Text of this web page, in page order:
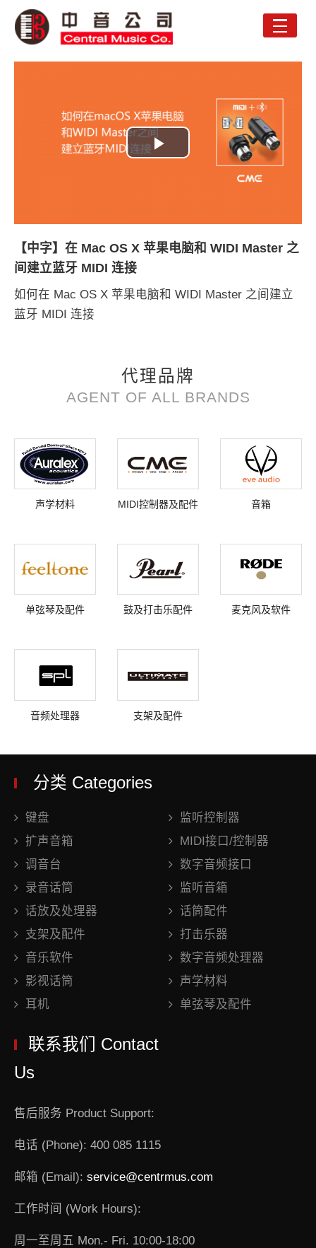
Toggle
Play
【中字】在 Mac OS X 苹果电脑和 WIDI Master 之
间建立蓝牙 MIDI 连接
如何在 Mac OS X 苹果电脑和 WIDI Master 之间建立
蓝牙 MIDI 连接
代理品牌
AGENT OF ALL BRANDS
声学材料 MIDI控制器及配件 音箱
单弦琴及配件 鼓及打击乐配件 麦克风及软件
音频处理器 支架及配件
分类 Categories
键盘
监听控制器
扩声音箱
MIDI接口/控制器
调音台
数字音频接口
录音话筒
监听音箱
话放及处理器
话筒配件
支架及配件
打击乐器
音乐软件
数字音频处理器
影视话筒
声学材料
耳机
单弦琴及配件
联系我们 Contact
Us
售后服务 Product Support:
电话 (Phone): 400 085 1115
邮箱 (Email): service@centrmus.com
工作时间 (Work Hours):
周一至周五 Mon.- Fri. 10:00-18:00